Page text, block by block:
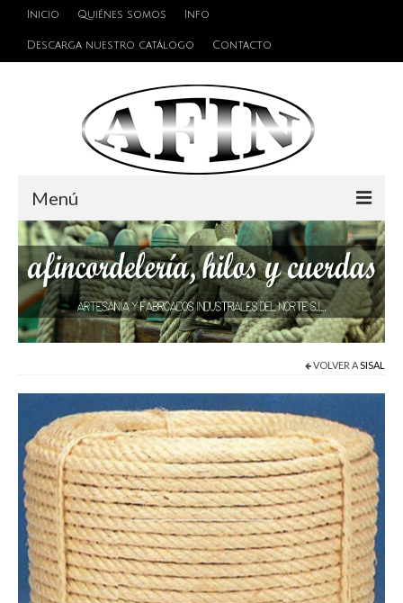
Inicio Quiénes somos Info
Descarga nuestro catálogo Contacto
Menú
Cuerdas
Hilos
Alambres y Cables
Accesorios de unión
Pegamento
VOLVER ASISAL